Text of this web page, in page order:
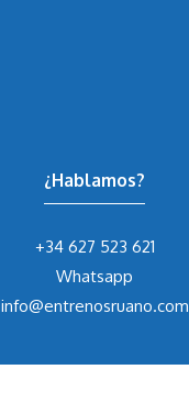
¿Hablamos?
+34 627 523 621
Whatsapp
info@entrenosruano.com